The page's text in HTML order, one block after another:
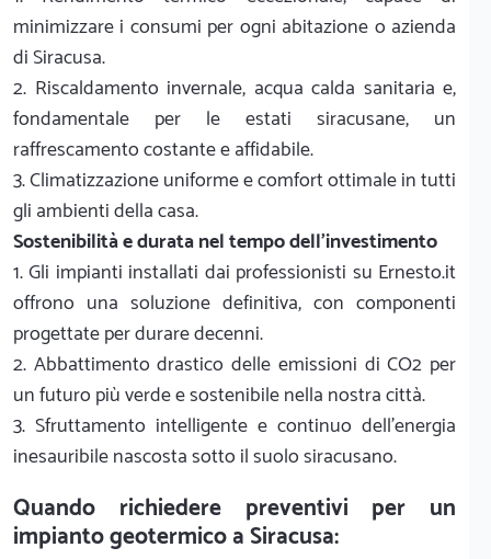
minimizzare i consumi per ogni abitazione o azienda
di Siracusa.
2. Riscaldamento invernale, acqua calda sanitaria e,
fondamentale per le estati siracusane, un
raffrescamento costante e affidabile.
3. Climatizzazione uniforme e comfort ottimale in tutti
gli ambienti della casa.
Sostenibilità e durata nel tempo dell'investimento
1. Gli impianti installati dai professionisti su Ernesto.it
offrono una soluzione definitiva, con componenti
progettate per durare decenni.
2. Abbattimento drastico delle emissioni di CO2 per
un futuro più verde e sostenibile nella nostra città.
3. Sfruttamento intelligente e continuo dell'energia
inesauribile nascosta sotto il suolo siracusano.
Quando richiedere preventivi per un
impianto geotermico a Siracusa: